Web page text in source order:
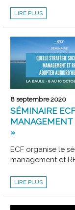
“QUELS
MÉTIERS
?”
RÉSULTATS
DE
L’ENQUÊTE
MOULINS
LIRE PLUS
8 septembre 2020
SÉMINAIRE
MANAGEMENT
»
ECF organise le
management et
SÉMINAIRE
ECF
QUELLE
LIRE PLUS